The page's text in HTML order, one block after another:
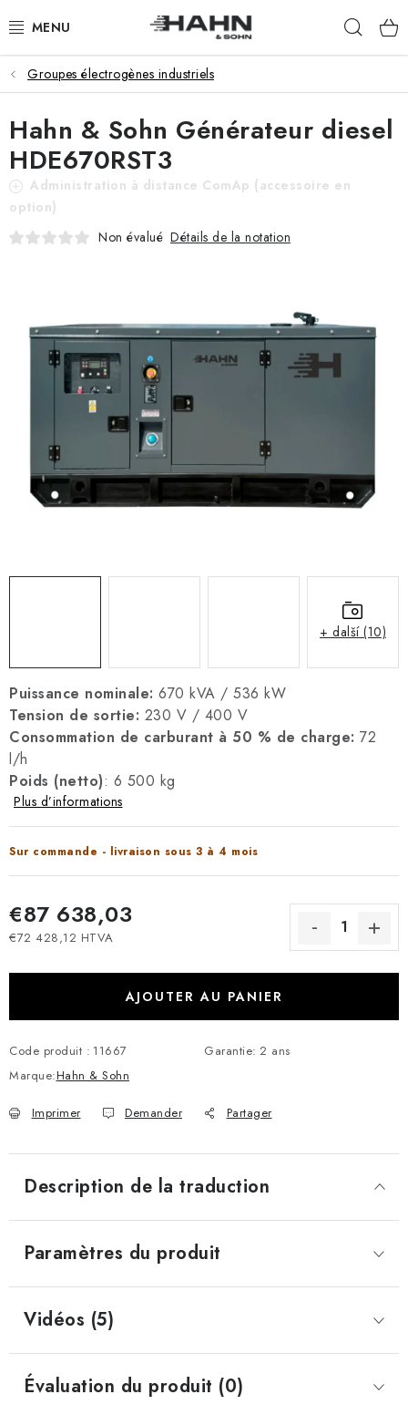
au
PRODUITS
À PROPOS DE NOUS
POURQUOI HAHN & SOHN
POUR LES COMMERÇANTS
CATALOGUE
RÉFÉRENCE
BLOG
Mentions légales
Conditions Générales de Vente
Groupes électrogènes industriels
Puissance nominale: 670 kVA / 536 kW
Tension de sortie: 230 V / 400 V
Consommation de carburant à 50 % de charge: 72
l/h
Poids (netto): 6 500 kg
Plus d’informations
Sur commande - livraison sous 3 à 4 mois
€87 638,03
€72 428,12 HTVA
AJOUTER AU PANIER
Code produit : 11667
Marque:Hahn & Sohn
Garantie: 2 ans
Imprimer Demander Partager
Hahn & Sohn Générateur diesel
HDE670RST3
Administration à distance ComAp (accessoire en
option)
Non évalué Détails de la notation
+ další (10)
Description de la traduction
Paramètres du produit
Vidéos (5)
Évaluation du produit (0)